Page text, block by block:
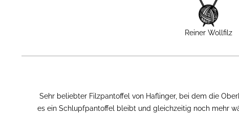
Reiner Wollfilz
Sehr beliebter Filzpantoffel von Haflinger, bei dem die
es ein Schlupfpantoffel bleibt und gleichzeitig noch mehr